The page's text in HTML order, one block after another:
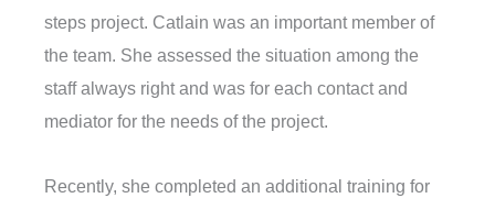
steps project. Catlain was an important member of
the team. She assessed the situation among the
staff always right and was for each contact and
mediator for the needs of the project.
Recently, she completed an additional training for